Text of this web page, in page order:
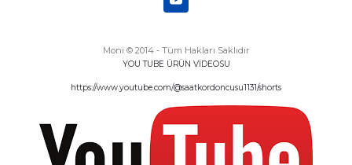
Moni © 2014 - Tüm Hakları Saklıdır
YOU TUBE ÜRÜN VİDEOSU
https://www.youtube.com/@saatkordoncusu1131/shorts